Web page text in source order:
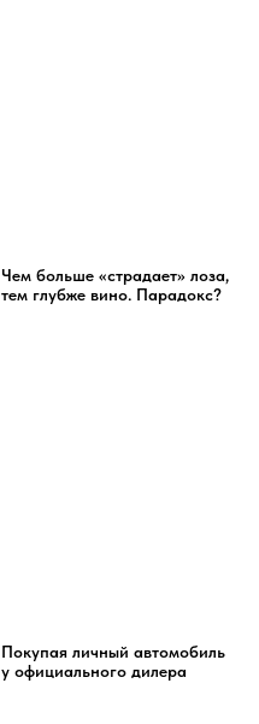
Чем больше «страдает» лоза,
тем глубже вино. Парадокс?
Покупая личный автомобиль
у официального дилера